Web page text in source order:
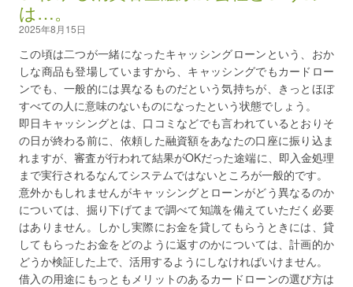
は…。
2025年8月15日
この頃は二つが一緒になったキャッシングローンという、おか
しな商品も登場していますから、キャッシングでもカードロー
ンでも、一般的には異なるものだという気持ちが、きっとほぼ
すべての人に意味のないものになったという状態でしょう。
即日キャッシングとは、口コミなどでも言われているとおりそ
の日が終わる前に、依頼した融資額をあなたの口座に振り込ま
れますが、審査が行われて結果がOKだった途端に、即入金処理
まで実行されるなんてシステムではないところが一般的です。
意外かもしれませんがキャッシングとローンがどう異なるのか
については、掘り下げてまで調べて知識を備えていただく必要
はありません。しかし実際にお金を貸してもらうときには、貸
してもらったお金をどのように返すのかについては、計画的か
どうか検証した上で、活用するようにしなければいけません。
借入の用途にもっともメリットのあるカードローンの選び方は